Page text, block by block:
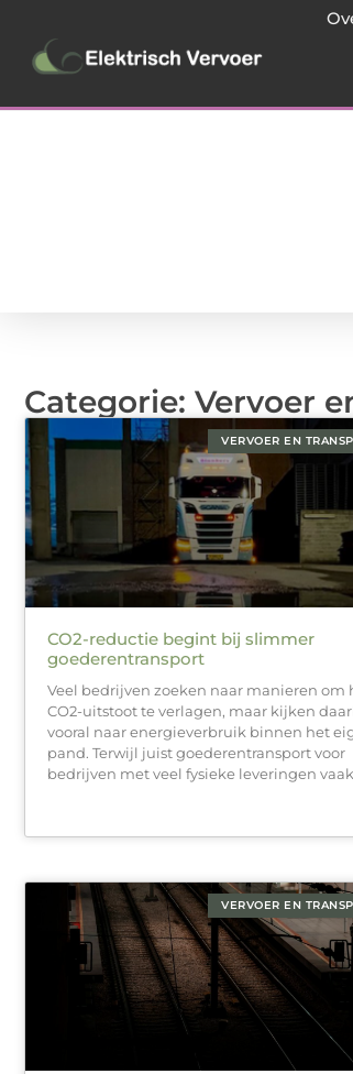
Categorie: Vervoer
VERVOER EN
CO2-reductie begint bij slimmer
goederentransport
Veel bedrijven zoeken naar manieren om
CO2-uitstoot te verlagen, maar kijken
vooral naar energieverbruik binnen het
pand. Terwijl juist goederentransport voor
bedrijven met veel fysieke leveringen vaak
VERVOER EN